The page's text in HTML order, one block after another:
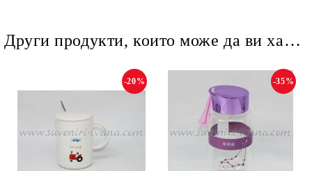
Други продукти, които може да ви харесат
-20% -35%